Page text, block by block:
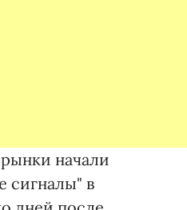
начали
сигналы" в